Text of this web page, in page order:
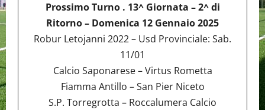
Prossimo Turno . 13^ Giornata – 2^ di
Ritorno – Domenica 12 Gennaio 2025
Robur Letojanni 2022 – Usd Provinciale: Sab.
11/01
Calcio Saponarese – Virtus Rometta
Fiamma Antillo – San Pier Niceto
S.P. Torregrotta – Roccalumera Calcio